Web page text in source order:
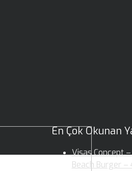
En Çok Okunan
Visas Concept
Beach Burger –